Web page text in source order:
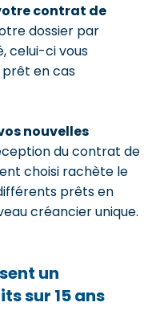
contrat de
dossier par
celui-ci vous
en cas
nouvelles
du contrat de
choisi rachète le
prêts en
créancier unique.
un
sur 15 ans